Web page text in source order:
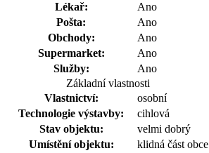
Lékař:
Ano
Pošta:
Ano
Obchody:
Ano
Supermarket:
Ano
Služby:
Ano
Základní vlastnosti
Vlastnictví:
osobní
Technologie výstavby:
cihlová
Stav objektu:
velmi dobrý
Umístění objektu:
klidná část obce